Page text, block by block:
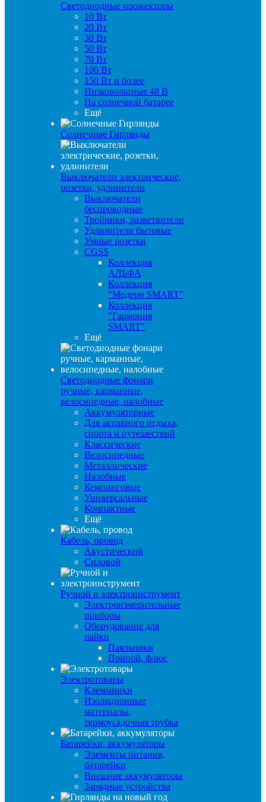
Светодиодные прожекторы
10 Вт
20 Вт
30 Вт
50 Вт
70 Вт
100 Вт
150 Вт и более
Низковольтные 48 В
На солнечной батарее
Ещё
Солнечные Гирлянды
Выключатели электрические,
розетки, удлинители
Выключатели
беспроводные
Тройники, разветвители
Удлинители бытовые
Умные розетки
CGSS
Коллекция
АЛЬФА
Коллекция
"Модерн SMART"
Коллекция
"Гармония
SMART"
Ещё
Светодиодные фонари
ручные, карманные,
велосипедные, налобные
Аккумуляторные
Для активного отдыха,
спорта и путешествий
Классические
Велосипедные
Металлические
Налобные
Кемпинговые
Универсальные
Компактные
Ещё
Кабель, провод
Акустический
Силовой
Ручной и электроинструмент
Электроизмерительные
приборы
Оборудование для
пайки
Паяльники
Припой, флюс
Электротовары
Клеммники
Изоляционные
материалы,
термоусадочная трубка
Батарейки, аккумуляторы
Элементы питания,
батарейки
Внешние аккумуляторы
Зарядные устройства